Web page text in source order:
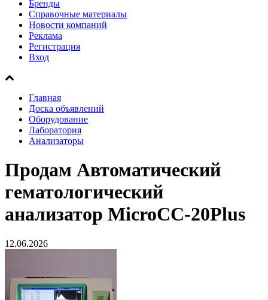
Бренды
Справочные материалы
Новости компаний
Реклама
Регистрация
Вход
Главная
Доска объявлений
Оборудование
Лаборатория
Анализаторы
Продам Автоматический
гематологический
анализатор MicroCC-20Plus
12.06.2026